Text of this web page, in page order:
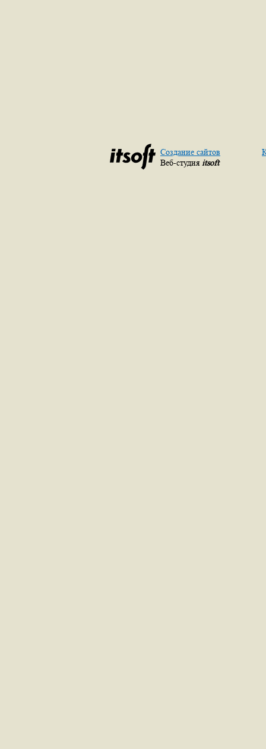
Создание сайтов
Веб-студия itsoft